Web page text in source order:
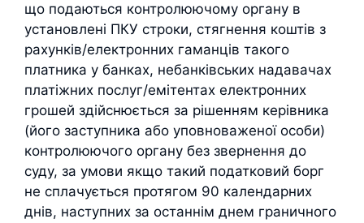
що подаються контролюючому органу в
установлені ПКУ строки, стягнення коштів з
рахунків/електронних гаманців такого
платника у банках, небанківських надавачах
платіжних послуг/емітентах електронних
грошей здійснюється за рішенням керівника
(його заступника або уповноваженої особи)
контролюючого органу без звернення до
суду, за умови якщо такий податковий борг
не сплачується протягом 90 календарних
днів, наступних за останнім днем граничного